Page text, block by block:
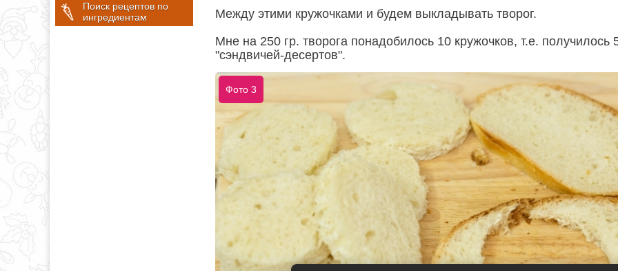
Поиск рецептов по
ингредиентам
Между этими кружочками и будем выкладывать творог.
Мне на 250 гр. творога понадобилось 10 кружочков, т.е. получилось
"сэндвичей-десертов".
Фото 3